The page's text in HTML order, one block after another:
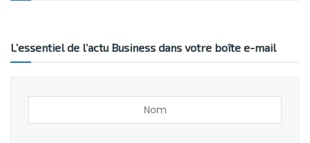
L’essentiel de l’actu Business dans votre boîte e-mail